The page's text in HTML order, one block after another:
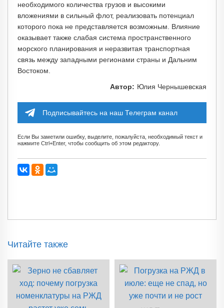
необходимого количества грузов и высокими
вложениями в сильный флот, реализовать потенциал
которого пока не представляется возможным. Влияние
оказывает также слабая система пространственного
морского планирования и неразвитая транспортная
связь между западными регионами страны и Дальним
Востоком.
Автор: Юлия Чернышевская
Подписывайтесь на наш Телеграм канал
Если Вы заметили ошибку, выделите, пожалуйста, необходимый текст и
нажмите Ctrl+Enter, чтобы сообщить об этом редактору.
Читайте также